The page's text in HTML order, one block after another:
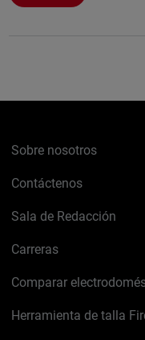
Sobre nosotros
Contáctenos
Sala de Redacción
Carreras
Comparar
Herramienta de talla